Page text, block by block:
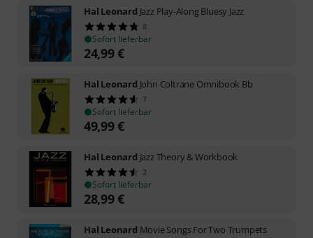
Hal Leonard Jazz Play-Along Bluesy Jazz
8
Sofort lieferbar
24,99€
Hal Leonard John Coltrane Omnibook Bb
7
Sofort lieferbar
49,99€
Hal Leonard Jazz Theory & Workbook
2
Sofort lieferbar
28,99€
Hal Leonard Movie Songs For Two Trumpets